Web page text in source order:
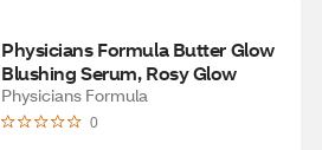
Physicians Formula Butter Glow
Blushing Serum, Rosy Glow
Physicians Formula
0